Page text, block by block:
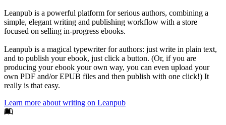
Leanpub is a powerful platform for serious authors, combining a
simple, elegant writing and publishing workflow with a store
focused on selling in-progress ebooks.
Leanpub is a magical typewriter for authors: just write in plain text,
and to publish your ebook, just click a button. (Or, if you are
producing your ebook your own way, you can even upload your
own PDF and/or EPUB files and then publish with one click!) It
really is that easy.
Learn more about writing on Leanpub
Footer